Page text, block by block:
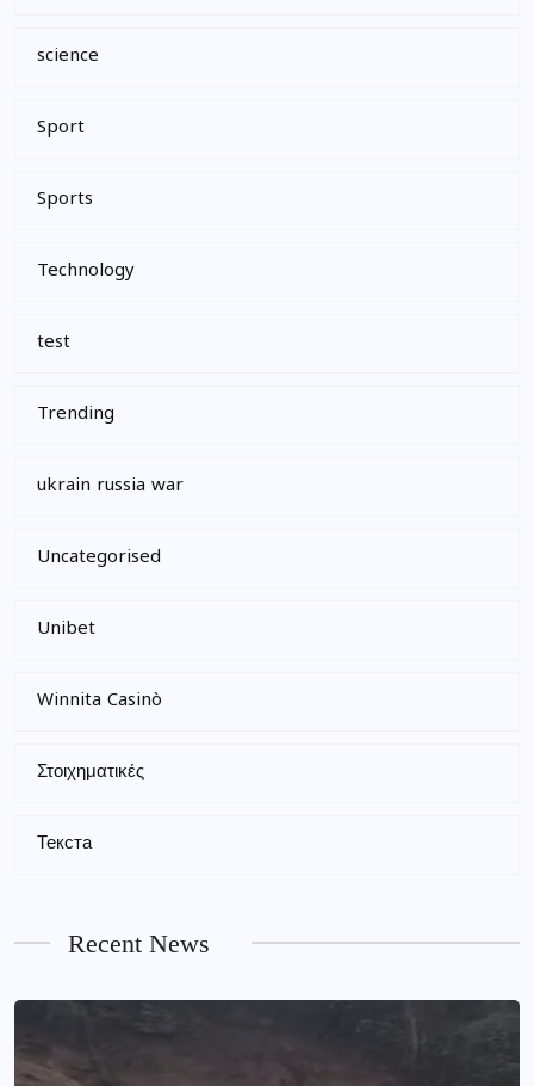
science
Sport
Sports
Technology
test
Trending
ukrain russia war
Uncategorised
Unibet
Winnita Casinò
Στοιχηματικές
Текста
Recent News